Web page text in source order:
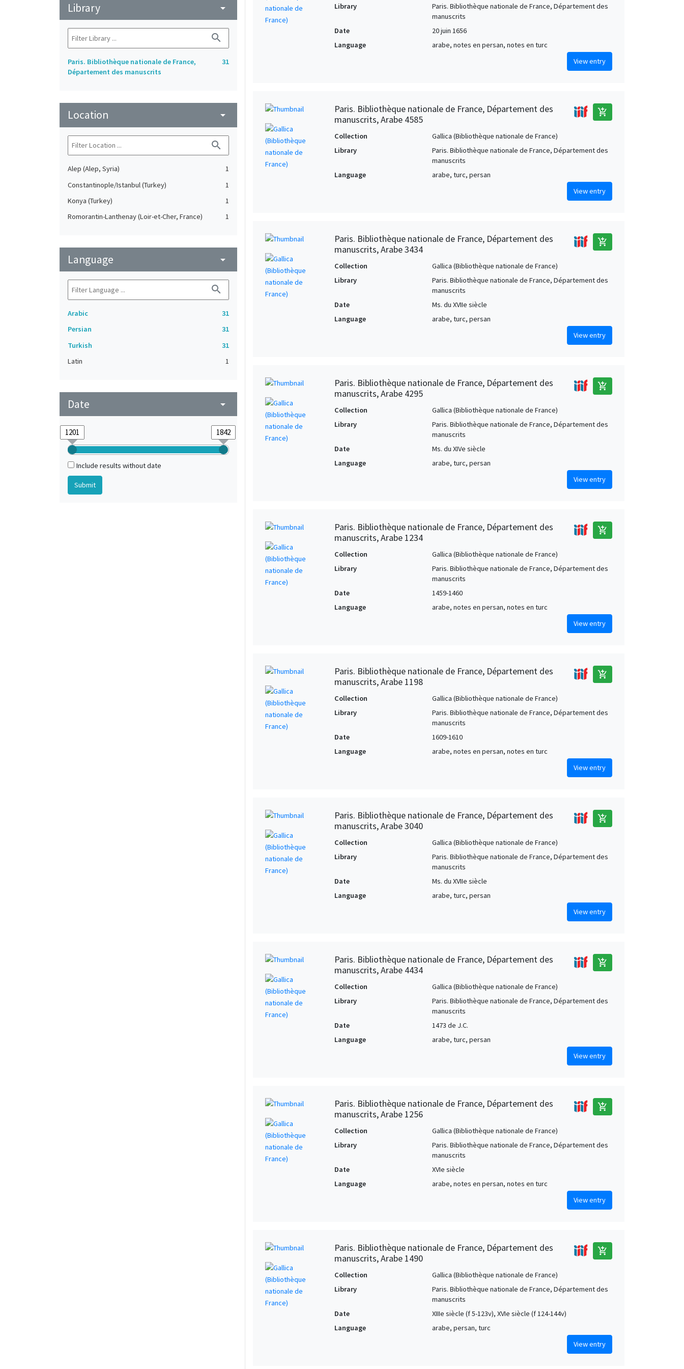
Library arrow_drop_down
search
Paris. Bibliothèque nationale de France,
Département des manuscrits
31
Location arrow_drop_down
search
Alep (Alep, Syria)
1
Constantinople/Istanbul (Turkey)
1
Konya (Turkey)
1
Romorantin-Lanthenay (Loir-et-Cher, France)
1
Language arrow_drop_down
search
Arabic
31
Persian
31
Turkish
31
Latin
1
Date arrow_drop_down
Include results without date
Library
Paris. Bibliothèque nationale de France, Département des
manuscrits
Date
20 juin 1656
Language
arabe, notes en persan, notes en turc
View entry
Paris. Bibliothèque nationale de France, Département des
manuscrits, Arabe 4585
add_shopping_cart
Collection
Gallica (Bibliothèque nationale de France)
Library
Paris. Bibliothèque nationale de France, Département des
manuscrits
Language
arabe, turc, persan
View entry
Paris. Bibliothèque nationale de France, Département des
manuscrits, Arabe 3434
add_shopping_cart
Collection
Gallica (Bibliothèque nationale de France)
Library
Paris. Bibliothèque nationale de France, Département des
manuscrits
Date
Ms. du XVIIe siècle
Language
arabe, turc, persan
View entry
Paris. Bibliothèque nationale de France, Département des
manuscrits, Arabe 4295
add_shopping_cart
Collection
Gallica (Bibliothèque nationale de France)
Library
Paris. Bibliothèque nationale de France, Département des
manuscrits
Date
Ms. du XIVe siècle
Language
arabe, turc, persan
View entry
Paris. Bibliothèque nationale de France, Département des
manuscrits, Arabe 1234
add_shopping_cart
Collection
Gallica (Bibliothèque nationale de France)
Library
Paris. Bibliothèque nationale de France, Département des
manuscrits
Date
1459-1460
Language
arabe, notes en persan, notes en turc
View entry
Paris. Bibliothèque nationale de France, Département des
manuscrits, Arabe 1198
add_shopping_cart
Collection
Gallica (Bibliothèque nationale de France)
Library
Paris. Bibliothèque nationale de France, Département des
manuscrits
Date
1609-1610
Language
arabe, notes en persan, notes en turc
View entry
Paris. Bibliothèque nationale de France, Département des
manuscrits, Arabe 3040
add_shopping_cart
Collection
Gallica (Bibliothèque nationale de France)
Library
Paris. Bibliothèque nationale de France, Département des
manuscrits
Date
Ms. du XVIIe siècle
Language
arabe, turc, persan
View entry
Paris. Bibliothèque nationale de France, Département des
manuscrits, Arabe 4434
add_shopping_cart
Collection
Gallica (Bibliothèque nationale de France)
Library
Paris. Bibliothèque nationale de France, Département des
manuscrits
Date
1473 de J.C.
Language
arabe, turc, persan
View entry
Paris. Bibliothèque nationale de France, Département des
manuscrits, Arabe 1256
add_shopping_cart
Collection
Gallica (Bibliothèque nationale de France)
Library
Paris. Bibliothèque nationale de France, Département des
manuscrits
Date
XVIe siècle
Language
arabe, notes en persan, notes en turc
View entry
Paris. Bibliothèque nationale de France, Département des
manuscrits, Arabe 1490
add_shopping_cart
Collection
Gallica (Bibliothèque nationale de France)
Library
Paris. Bibliothèque nationale de France, Département des
manuscrits
Date
XIIIe siècle (f 5-123v), XVIe siècle (f 124-144v)
Language
arabe, persan, turc
View entry